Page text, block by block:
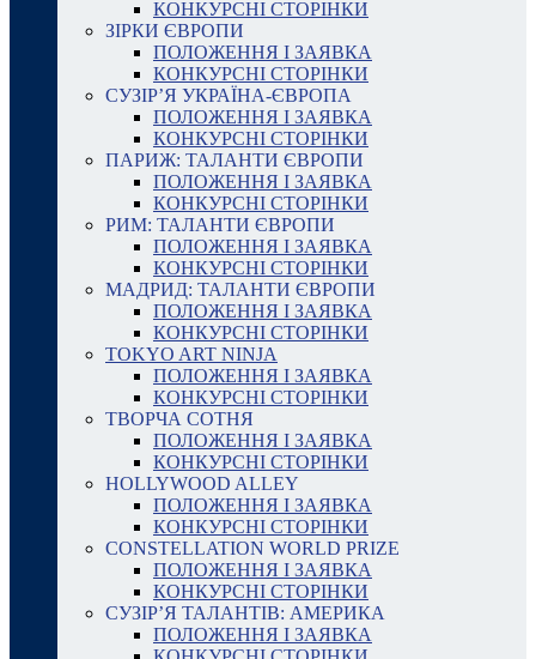
КОНКУРСНІ СТОРІНКИ
ЗІРКИ ЄВРОПИ
ПОЛОЖЕННЯ І ЗАЯВКА
КОНКУРСНІ СТОРІНКИ
СУЗІР’Я УКРАЇНА-ЄВРОПА
ПОЛОЖЕННЯ І ЗАЯВКА
КОНКУРСНІ СТОРІНКИ
ПАРИЖ: ТАЛАНТИ ЄВРОПИ
ПОЛОЖЕННЯ І ЗАЯВКА
КОНКУРСНІ СТОРІНКИ
РИМ: ТАЛАНТИ ЄВРОПИ
ПОЛОЖЕННЯ І ЗАЯВКА
КОНКУРСНІ СТОРІНКИ
МАДРИД: ТАЛАНТИ ЄВРОПИ
ПОЛОЖЕННЯ І ЗАЯВКА
КОНКУРСНІ СТОРІНКИ
TOKYO ART NINJA
ПОЛОЖЕННЯ І ЗАЯВКА
КОНКУРСНІ СТОРІНКИ
ТВОРЧА СОТНЯ
ПОЛОЖЕННЯ І ЗАЯВКА
КОНКУРСНІ СТОРІНКИ
HOLLYWOOD ALLEY
ПОЛОЖЕННЯ І ЗАЯВКА
КОНКУРСНІ СТОРІНКИ
CONSTELLATION WORLD PRIZE
ПОЛОЖЕННЯ І ЗАЯВКА
КОНКУРСНІ СТОРІНКИ
СУЗІР’Я ТАЛАНТІВ: АМЕРИКА
ПОЛОЖЕННЯ І ЗАЯВКА